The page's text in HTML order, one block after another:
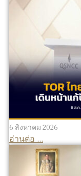
6 สิงหาคม 2026
อ่านต่อ ...